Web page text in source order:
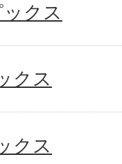
クス
クス
クス